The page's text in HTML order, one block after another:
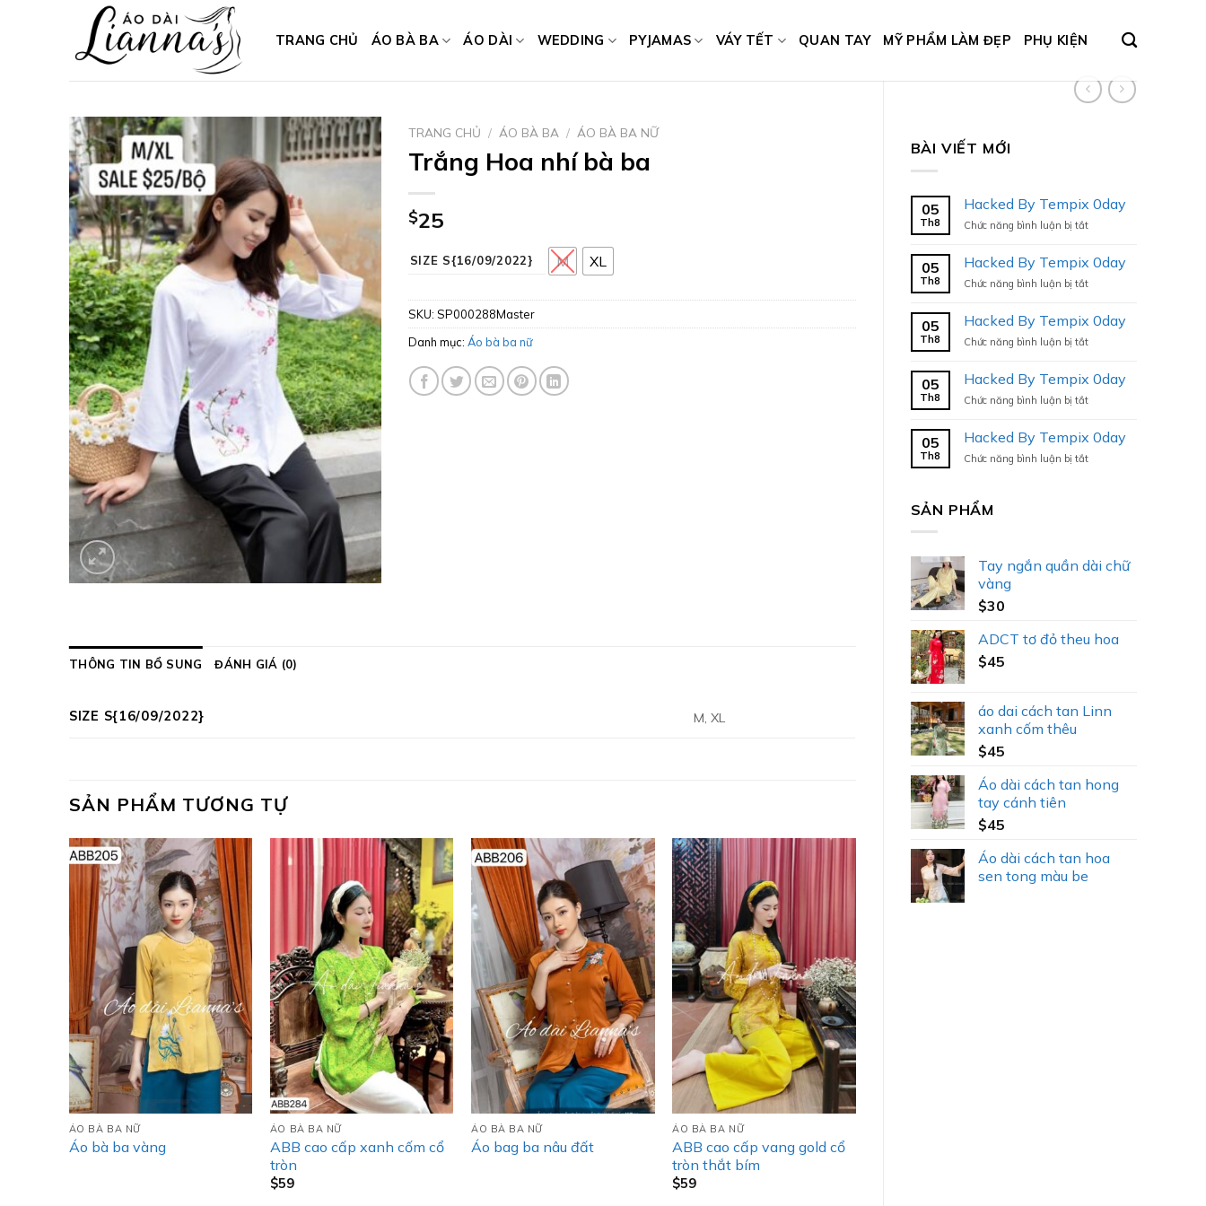
TRANG CHỦ ÁO BÀ BA ÁO DÀI WEDDING PYJAMAS VÁY TẾT QUAN TAY MỸ PHẨM LÀM ĐẸP PHỤ KIỆN
BÀI VIẾT MỚI
05
Th8
Hacked By Tempix 0day
Chức năng bình luận bị tắtở
Tempix
0day
05
Th8
Hacked By Tempix 0day
Chức năng bình luận bị tắtở
Tempix
0day
05
Th8
Hacked By Tempix 0day
Chức năng bình luận bị tắtở
Tempix
0day
05
Th8
Hacked By Tempix 0day
Chức năng bình luận bị tắtở
Tempix
0day
05
Th8
Hacked By Tempix 0day
Chức năng bình luận bị tắtở
SẢN PHẨM
Tay ngắn quần dài chữ
vàng
$30
ADCT tơ đỏ theu hoa
$45
áo dai cách tan Linn
xanh cốm thêu
$45
Áo dài cách tan hong
tay cánh tiên
$45
Áo dài cách tan hoa
sen tong màu be
TRANG CHỦ / ÁO BÀ BA / ÁO BÀ BA NỮ
Trắng Hoa nhí bà ba
$25
SIZE S{16/09/2022} M XL
SKU: SP000288Master
Danh mục: Áo bà ba nữ
THÔNG TIN BỔ SUNG ĐÁNH GIÁ (0)
SIZE S{16/09/2022} M, XL
SẢN PHẨM TƯƠNG TỰ
ÁO BÀ BA NỮ
Áo bà ba vàng
ÁO BÀ BA NỮ
ABB cao cấp xanh cốm cổ
tròn
$59
ÁO BÀ BA NỮ
Áo bag ba nâu đất
ÁO BÀ BA NỮ
ABB cao cấp vang gold cổ
tròn thắt bím
$59